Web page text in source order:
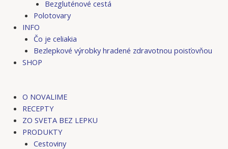
Bezgluténové cestá
Polotovary
INFO
Čo je celiakia
Bezlepkové výrobky hradené zdravotnou poisťovňou
SHOP
O NOVALIME
RECEPTY
ZO SVETA BEZ LEPKU
PRODUKTY
Cestoviny